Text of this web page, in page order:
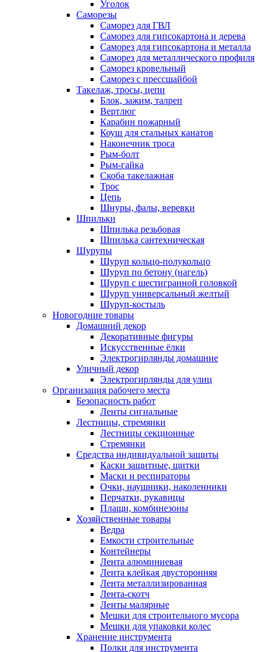
Уголок
Саморезы
Саморез для ГВЛ
Саморез для гипсокартона и дерева
Саморез для гипсокартона и металла
Саморез для металлического профиля
Саморез кровельный
Саморез с прессшайбой
Такелаж, тросы, цепи
Блок, зажим, талреп
Вертлюг
Карабин пожарный
Коуш для стальных канатов
Наконечник троса
Рым-болт
Рым-гайка
Скоба такелажная
Трос
Цепь
Шнуры, фалы, веревки
Шпильки
Шпилька резьбовая
Шпилька сантехническая
Шурупы
Шуруп кольцо-полукольцо
Шуруп по бетону (нагель)
Шуруп с шестигранной головкой
Шуруп универсальный желтый
Шуруп-костыль
Новогодние товары
Домашний декор
Декоративные фигуры
Искусственные ёлки
Электрогирлянды домашние
Уличный декор
Электрогирлянды для улиц
Организация рабочего места
Безопасность работ
Ленты сигнальные
Лестницы, стремянки
Лестницы секционные
Стремянки
Средства индивидуальной защиты
Каски защитные, щитки
Маски и респираторы
Очки, наушники, наколенники
Перчатки, рукавицы
Плащи, комбинезоны
Хозяйственные товары
Ведра
Емкости строительные
Контейнеры
Лента алюминиевая
Лента клейкая двусторонняя
Лента металлизированная
Лента-скотч
Ленты малярные
Мешки для строительного мусора
Мешки для упаковки колес
Хранение инструмента
Полки для инструмента